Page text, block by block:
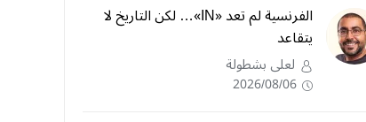
الفرنسية لم تعد «IN»… لكن التاريخ لا
يتقاعد
لعلى بشطولة
2026/08/06